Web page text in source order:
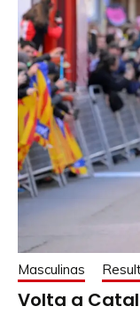
Masculinas
Volta a